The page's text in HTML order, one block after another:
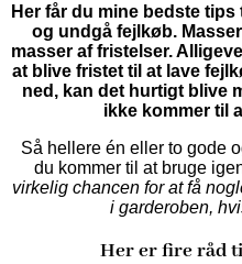
Her får du mine bedste
og undgå fejlkøb.
masser af fristelser.
at blive fristet til at lave
ned, kan det hurtigt blive
ikke kommer til
Så hellere én eller to gode
du kommer til at bruge
virkelig chancen for at få
i garderoben,
Her er fire råd